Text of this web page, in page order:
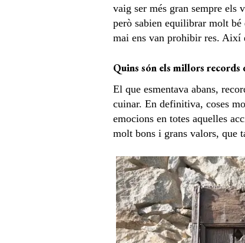
vaig ser més gran sempre els
però sabien equilibrar molt
mai ens van prohibir res. Així
Quins són els millors records
El que esmentava abans,
cuinar. En definitiva, coses
emocions en totes aquelles
molt bons i grans valors, que